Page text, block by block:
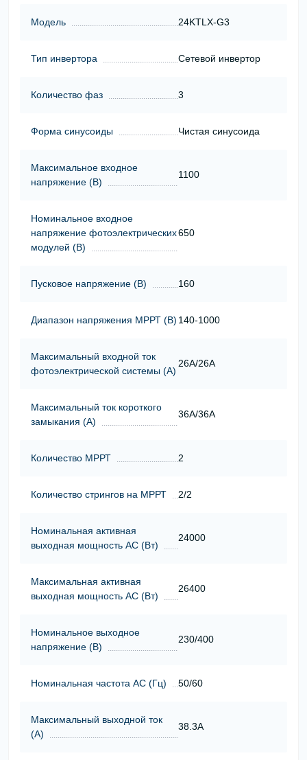
Модель 24KTLX-G3
Тип инвертора Сетевой инвертор
Количество фаз 3
Форма синусоиды Чистая синусоида
Максимальное входное
напряжение (В)
1100
Номинальное входное
напряжение фотоэлектрических
модулей (В)
650
Пусковое напряжение (В) 160
Диапазон напряжения МРРТ (В) 140-1000
Максимальный входной ток
фотоэлектрической системы (А)
26A/26A
Максимальный ток короткого
замыкания (А)
36A/36A
Количество МРРТ 2
Количество стрингов на МРРТ 2/2
Номинальная активная
выходная мощность АС (Вт)
24000
Максимальная активная
выходная мощность АС (Вт)
26400
Номинальное выходное
напряжение (В)
230/400
Номинальная частота АС (Гц) 50/60
Максимальный выходной ток
(А)
38.3A